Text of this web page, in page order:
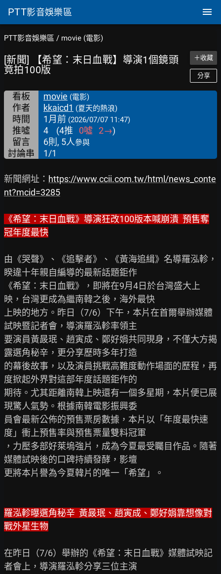
PTT影音娛樂區
PTT影音娛樂區 / movie (電影)
[新聞] 【希望：末日血戰】導演1個鏡頭
竟拍100版
＋收藏
分享
看板 movie (電影)
作者 kkaicd1 (夏天的熱浪)
時間 1月前 (2026/07/07 11:47)
推噓 4 (4推 0噓 2→)
留言
6則, 5人參與
討論串 1/1
新聞網址： https://www.ccii.com.tw/html/news_conte
nt?mcid=3285
《希望：末日血戰》導演狂改100版本喊崩潰  預售奪
冠年度最快
由《哭聲》、《追擊者》、《黃海追緝》名導羅泓軫，
睽違十年親自編導的最新話題鉅作
《希望：末日血戰》，即將在9月4日於台灣盛大上
映，台灣更成為繼南韓之後，海外最快
上映的地方。昨日（7/6）下午，本片在首爾舉辦媒體
試映暨記者會，導演羅泓軫率領主
要演員黃晸珉、趙寅成、鄭好娟共同現身，不僅大方揭
露選角秘辛，更分享歷時多年打造
的幕後故事，以及演員挑戰高難度動作場面的歷程，再
度掀起外界對這部年度話題鉅作的
期待。尤其距離南韓上映還有一個多星期，本片便已展
現驚人氣勢。根據南韓電影振興委
員會最新公佈的預售票房數據，本片以「年度最快速
度」衝上預售率與預售票量雙料冠軍
，力壓多部好萊塢強片，成為今夏最受矚目作品。隨著
媒體試映後的口碑持續發酵，影壇
更將本片譽為今夏韓片的唯一「希望」。
羅泓軫曝選角秘辛  黃晸珉、趙寅成、鄭好娟靠想像對
戰外星生物
在昨日（7/6）舉辦的《希望：末日血戰》媒體試映記
者會上，導演羅泓軫分享三位主演